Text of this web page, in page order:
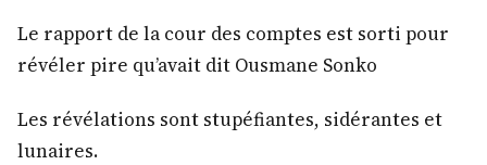
Le rapport de la cour des comptes est sorti pour
révéler pire qu’avait dit Ousmane Sonko
Les révélations sont stupéfiantes, sidérantes et
lunaires.